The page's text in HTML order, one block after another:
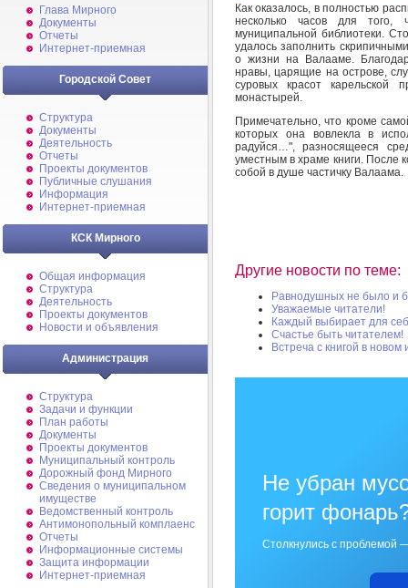
Глава Мирного
Документы
Отчеты
Интернет-приемная
Городской Совет
Структура
Документы
Деятельность
Отчеты
Проекты документов
Публичные слушания
Информация
Интернет-приемная
КСК Мирного
Общая информация
Структура
Деятельность
Проекты документов
Новости и объявления
Администрация
Структура
Задачи и функции
План работы
Документы
Проекты документов
Муниципальный контроль
Дорожный фонд Мирного
Cведения о муниципальном
имуществе
Ведомственный контроль
Антимонопольный комплаенс
Отчеты
Информационные системы
Защита информации
Интернет-приемная
Как оказалось, в полностью
несколько часов для того,
муниципальной библиотеки.
удалось заполнить
о жизни на Валааме.
нравы, царящие на острове,
суровых красот
монастырей.
Примечательно, что кроме
которых она вовлекла в
радуйся…", разносящееся
уместным в храме книги. После
собой в душе частичку Валаама.
Другие новости по теме:
Равнодушных не было и
Уважаемые читатели!
Каждый выбирает для
Счастье быть читателем!
Встреча с книгой в новом
Не убран
горит
Столкнулись с проблемой